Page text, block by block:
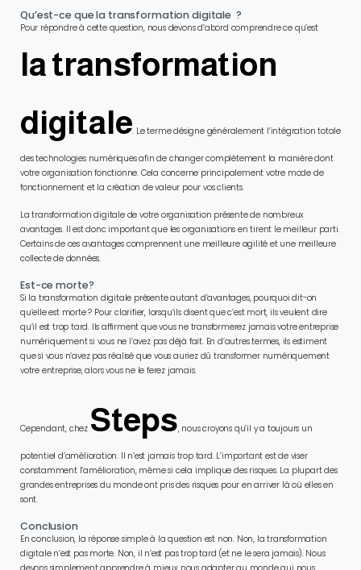
Qu’est-ce que la transformation digitale ?
Pour répondre à cette question, nous devons d’abord comprendre ce qu’est
la transformation
digitale. Le terme désigne généralement l’intégration totale
des technologies numériques afin de changer complètement la manière dont
votre organisation fonctionne. Cela concerne principalement votre mode de
fonctionnement et la création de valeur pour vos clients.
La transformation digitale de votre organisation présente de nombreux
avantages. Il est donc important que les organisations en tirent le meilleur parti.
Certains de ces avantages comprennent une meilleure agilité et une meilleure
collecte de données.
Est-ce morte?
Si la transformation digitale présente autant d’avantages, pourquoi dit-on
qu’elle est morte ? Pour clarifier, lorsqu’ils disent que c’est mort, ils veulent dire
qu’il est trop tard. Ils affirment que vous ne transformerez jamais votre entreprise
numériquement si vous ne l’avez pas déjà fait. En d’autres termes, ils estiment
que si vous n’avez pas réalisé que vous auriez dû transformer numériquement
votre entreprise, alors vous ne le ferez jamais.
Cependant, chez Steps, nous croyons qu’il y a toujours un
potentiel d’amélioration. Il n’est jamais trop tard. L’important est de viser
constamment l’amélioration, même si cela implique des risques. La plupart des
grandes entreprises du monde ont pris des risques pour en arriver là où elles en
sont.
Conclusion
En conclusion, la réponse simple à la question est non. Non, la transformation
digitale n’est pas morte. Non, il n’est pas trop tard (et ne le sera jamais). Nous